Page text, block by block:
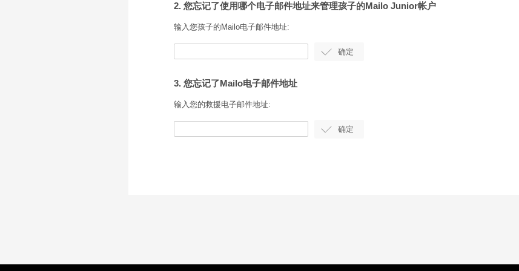
2. 您忘记了使用哪个电子邮件地址来管理孩子的Mailo Junior帐户
输入您孩子的Mailo电子邮件地址:
3. 您忘记了Mailo电子邮件地址
输入您的救援电子邮件地址: